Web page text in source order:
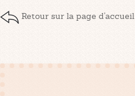
Retour sur la page d'accueil